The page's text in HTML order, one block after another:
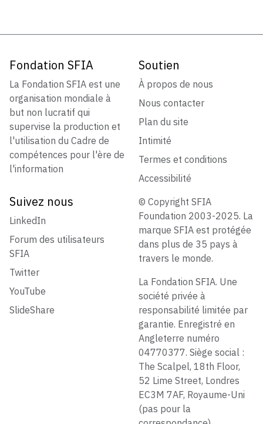
Fondation SFIA
La Fondation SFIA est une
organisation mondiale à
but non lucratif qui
supervise la production et
l'utilisation du Cadre de
compétences pour l'ère de
l'information
Soutien
À propos de nous
Nous contacter
Plan du site
Intimité
Termes et conditions
Accessibilité
Suivez nous
LinkedIn
Forum des utilisateurs
SFIA
Twitter
YouTube
SlideShare
© Copyright SFIA
Foundation 2003-2025. La
marque SFIA est protégée
dans plus de 35 pays à
travers le monde.
La Fondation SFIA. Une
société privée à
responsabilité limitée par
garantie. Enregistré en
Angleterre numéro
04770377. Siège social :
The Scalpel, 18th Floor,
52 Lime Street, Londres
EC3M 7AF, Royaume-Uni
(pas pour la